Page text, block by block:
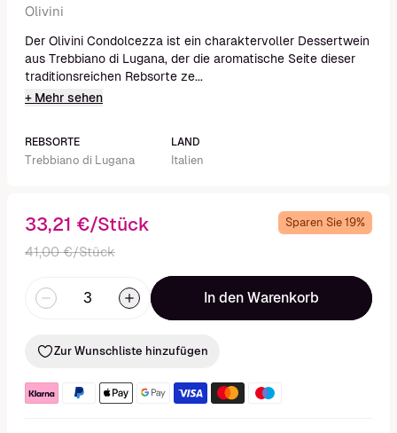
Olivini
Der Olivini Condolcezza ist ein charaktervoller Dessertwein
aus Trebbiano di Lugana, der die aromatische Seite dieser
traditionsreichen Rebsorte ze...
+ Mehr sehen
REBSORTE
Trebbiano di Lugana
LAND
Italien
33,21 €/Stück
41,00 €/Stück
Sparen Sie 19%
In den Warenkorb
Zur Wunschliste hinzufügen